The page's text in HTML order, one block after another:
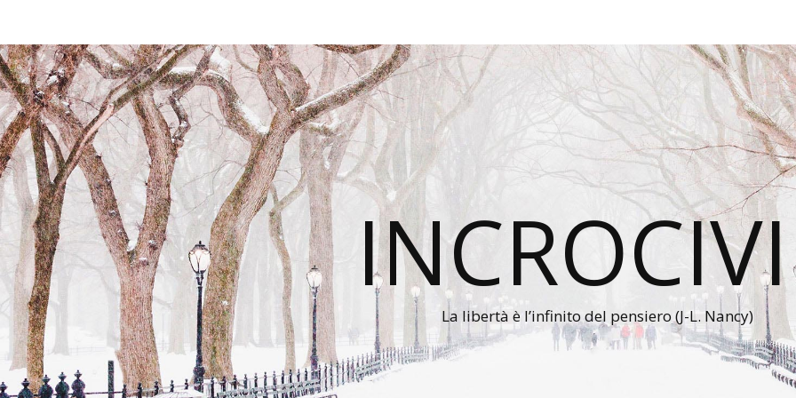
La libertà è l’infinito del pensiero (J-L. Nancy)